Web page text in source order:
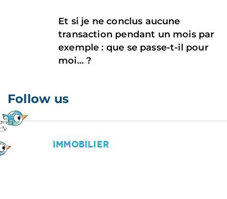
Et si je ne conclus aucune
transaction pendant un mois par
exemple : que se passe-t-il pour
moi… ?
Follow us
IMMOBILIER